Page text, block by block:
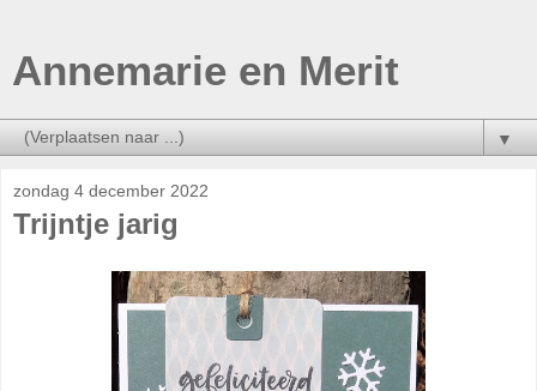
Annemarie en Merit
▼
zondag 4 december 2022
Trijntje jarig